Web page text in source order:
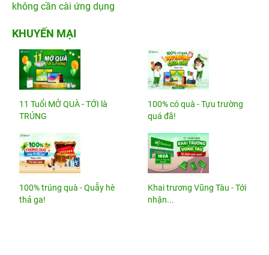
không cần cài ứng dụng
KHUYẾN MẠI
11 Tuổi MỞ QUÀ - TỚI là
TRÚNG
100% có quà - Tựu trường
quá đã!
100% trúng quà - Quẫy hè
thả ga!
Khai trương Vũng Tàu - Tới
nhận...